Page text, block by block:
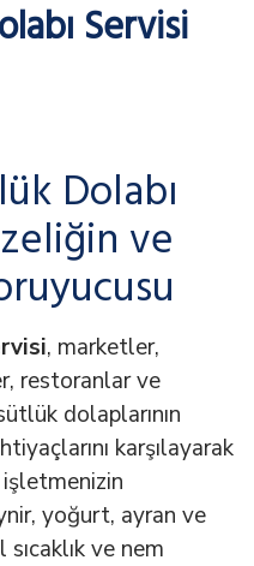
Servisi
Dolabı
ve
, marketler,
restoranlar ve
dolaplarının
karşılayarak
yoğurt, ayran ve
ve nem